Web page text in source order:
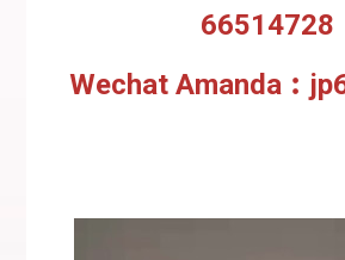
66514728
Wechat